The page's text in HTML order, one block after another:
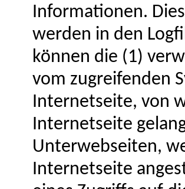
Informationen.
werden in den
können die (1)
vom zugreifenden
Internetseite, von
Internetseite
Unterwebseiten,
Internetseite